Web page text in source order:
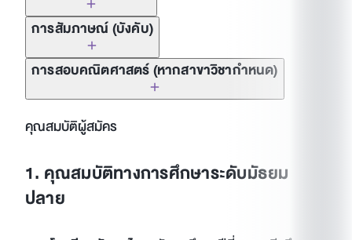
การสัมภาษณ์ (บังคับ)
การสอบคณิตศาสตร์ (หากสาขาวิชากำหนด)
คุณสมบัติผู้สมัคร
1. คุณสมบัติทางการศึกษาระดับมัธยม
ปลาย